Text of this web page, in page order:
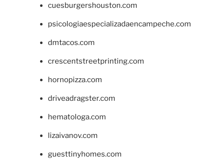
cuesburgershouston.com
psicologiaespecializadaencampeche.com
dmtacos.com
crescentstreetprinting.com
hornopizza.com
driveadragster.com
hematologa.com
lizaivanov.com
guesttinyhomes.com